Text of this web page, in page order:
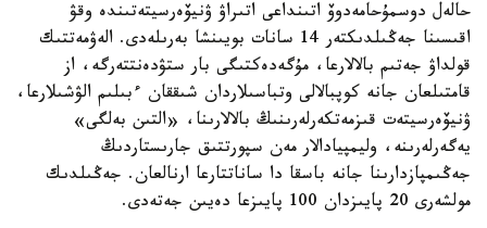
حالەل دوسمۇحامەدوۆ اتىنداعى اتىراۋ ۋنيۆەرسيتەتىندە وقۋ
اقىسىنا جەڭىلدىكتەر 14 سانات بويىنشا بەرىلەدى. الەۋمەتتىك
قولداۋ جەتىم بالالارعا، مۇگەدەكتىگى بار ستۋدەنتتەرگە، از
قامتىلعان جانە كوپبالالى وتباسىلاردان شىققان ءبىلىم الۋشىلارعا،
ۋنيۆەرسيتەت قىزمەتكەرلەرىنىڭ بالالارىنا، «التىن بەلگى»
يەگەرلەرىنە، وليمپيادالار مەن سپورتتىق جارىستاردىڭ
جەڭىمپازدارىنا جانە باسقا دا ساناتتارعا ارنالعان. جەڭىلدىك
مولشەرى 20 پايىزدان 100 پايىزعا دەيىن جەتەدى.